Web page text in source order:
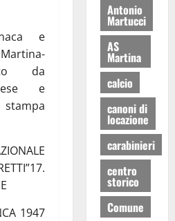
e
da
e
1947
Antonio
Martucci
AS
Martina
calcio
canoni di
locazione
carabinieri
centro
storico
Comune